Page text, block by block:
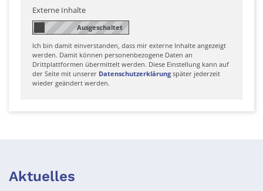
Externe Inhalte
Ich bin damit einverstanden, dass mir externe Inhalte angezeigt
werden. Damit können personenbezogene Daten an
Drittplattformen übermittelt werden. Diese Einstellung kann auf
der Seite mit unserer Datenschutzerklärung später jederzeit
wieder geändert werden.
Aktuelles